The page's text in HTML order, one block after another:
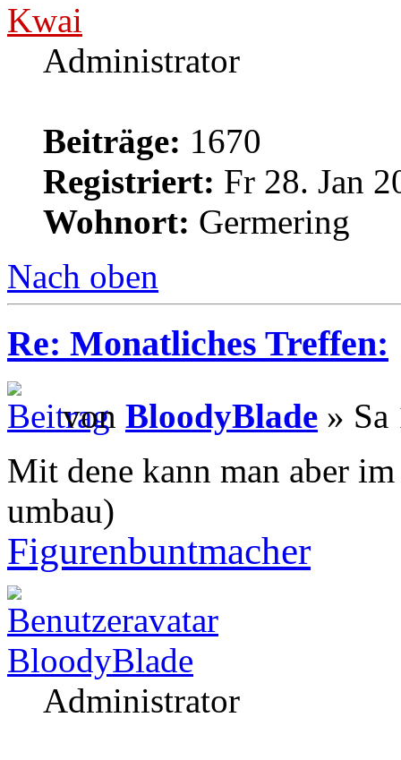
Kwai
Administrator
Beiträge: 1670
Registriert: Fr 28. Jan
Wohnort: Germering
Nach oben
Re: Monatliches Treffen:
von BloodyBlade »
Mit dene kann man aber
umbau)
Figurenbuntmacher
BloodyBlade
Administrator